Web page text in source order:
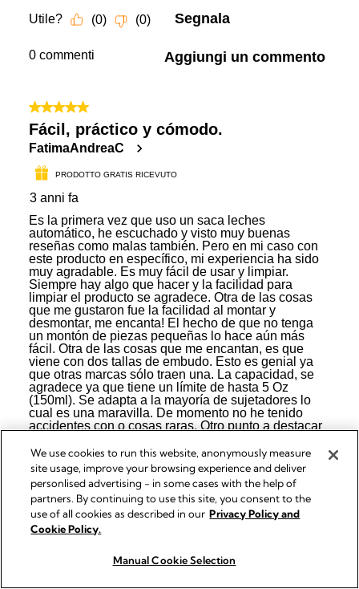
We use cookies to run this website, anonymously measure
site usage, improve your browsing experience and deliver
personlised advertising - in some cases with the help of
partners. By continuing to use this site, you consent to the
use of all cookies as described in our Privacy Policy and
Cookie Policy.
Manual Cookie Selection